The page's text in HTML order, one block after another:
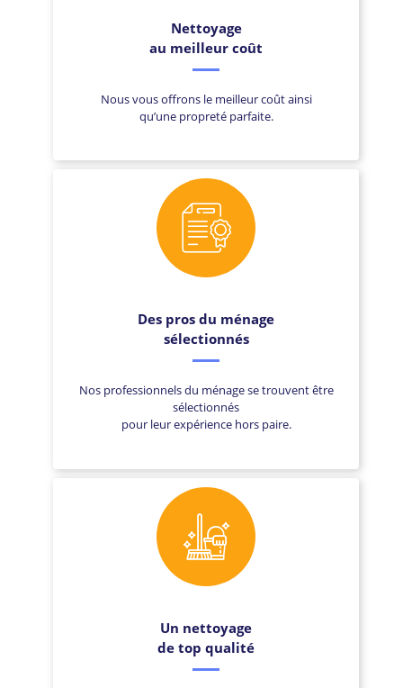
Nettoyage
au meilleur coût
Nous vous offrons le meilleur coût ainsi
qu’une propreté parfaite.
Des pros du ménage
sélectionnés
Nos professionnels du ménage se trouvent être
sélectionnés
pour leur expérience hors paire.
Un nettoyage
de top qualité